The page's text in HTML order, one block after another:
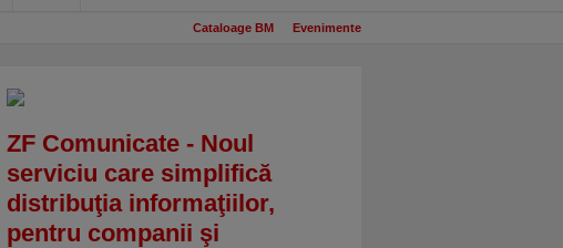
Cataloage BM Evenimente
ZF Comunicate - Noul
serviciu care simplifică
distribuţia informaţiilor,
pentru companii şi